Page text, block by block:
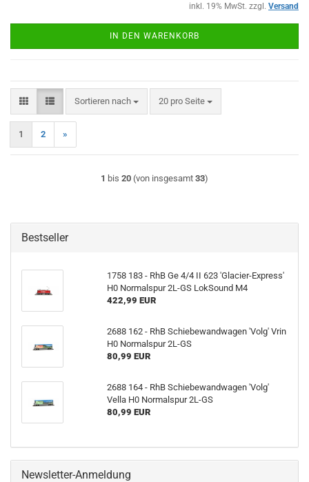
inkl. 19% MwSt. zzgl. Versand
IN DEN WARENKORB
Sortieren nach
Sortieren nach 20 pro Seite
pro Seite
1 2 »
1 bis 20 (von insgesamt 33)
Bestseller
1758 183 - RhB Ge 4/4 II 623 'Glacier-Express'
H0 Normalspur 2L-GS LokSound M4
422,99 EUR
2688 162 - RhB Schiebewandwagen 'Volg' Vrin
H0 Normalspur 2L-GS
80,99 EUR
2688 164 - RhB Schiebewandwagen 'Volg'
Vella H0 Normalspur 2L-GS
80,99 EUR
Newsletter-Anmeldung